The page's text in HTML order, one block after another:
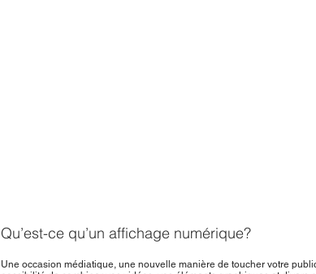
Une occasion médiatique, une nouvelle manière de toucher votre
Qu’est-ce qu’un affichage numérique?